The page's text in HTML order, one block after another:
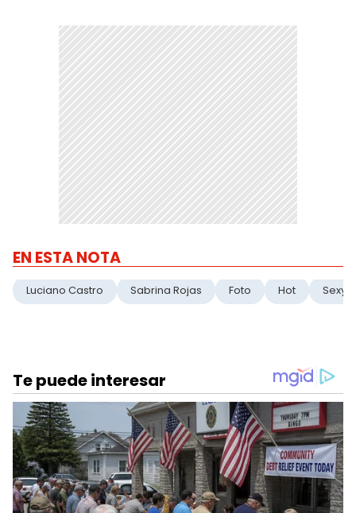
EN ESTA NOTA
Luciano Castro Sabrina Rojas Foto Hot Sexy